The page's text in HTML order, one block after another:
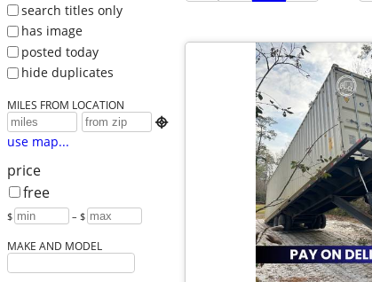
search titles only
has image
posted today
hide duplicates
MILES FROM LOCATION

use map...
price
free
$ – $
MAKE AND MODEL